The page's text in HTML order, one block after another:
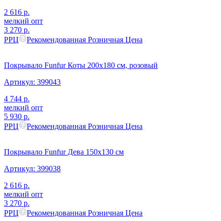
2 616 р.
мелкий опт
3 270 р.
РРЦ
Рекомендованная Розничная Цена
Покрывало Funfur Коты 200х180 см, розовый
Артикул: 399043
4 744 р.
мелкий опт
5 930 р.
РРЦ
Рекомендованная Розничная Цена
Покрывало Funfur Дева 150х130 см
Артикул: 399038
2 616 р.
мелкий опт
3 270 р.
РРЦ
Рекомендованная Розничная Цена